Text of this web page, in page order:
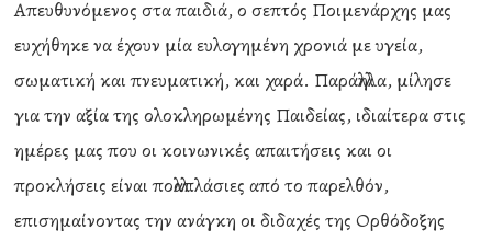
Απευθυνόμενος στα παιδιά, ο σεπτός Ποιμενάρχης μας
ευχήθηκε να έχουν μία ευλογημένη χρονιά με υγεία,
σωματική και πνευματική, και χαρά. Παράλληλα, μίλησε
για την αξία της ολοκληρωμένης Παιδείας, ιδιαίτερα στις
ημέρες μας που οι κοινωνικές απαιτήσεις και οι
προκλήσεις είναι πολλαπλάσιες από το παρελθόν,
επισημαίνοντας την ανάγκη οι διδαχές της Ορθόδοξης